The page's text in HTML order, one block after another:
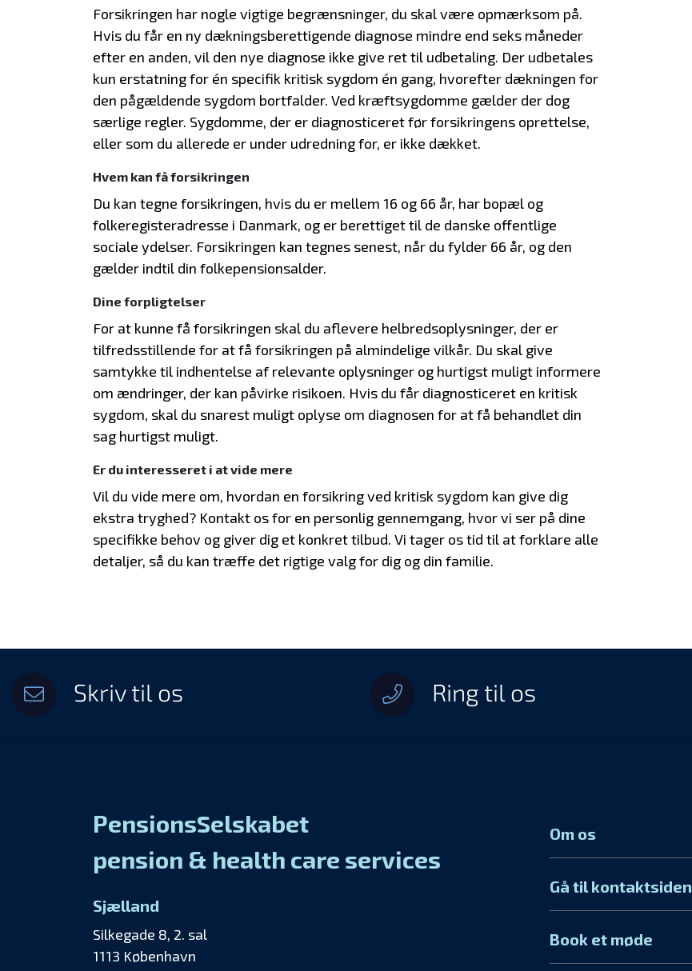
Forsikringen har nogle vigtige begrænsninger, du skal være opmærksom på.
Hvis du får en ny dækningsberettigende diagnose mindre end seks måneder
efter en anden, vil den nye diagnose ikke give ret til udbetaling. Der udbetales
kun erstatning for én specifik kritisk sygdom én gang, hvorefter dækningen for
den pågældende sygdom bortfalder. Ved kræftsygdomme gælder der dog
særlige regler. Sygdomme, der er diagnosticeret før forsikringens oprettelse,
eller som du allerede er under udredning for, er ikke dækket.
Hvem kan få forsikringen
Du kan tegne forsikringen, hvis du er mellem 16 og 66 år, har bopæl og
folkeregisteradresse i Danmark, og er berettiget til de danske offentlige
sociale ydelser. Forsikringen kan tegnes senest, når du fylder 66 år, og den
gælder indtil din folkepensionsalder.
Dine forpligtelser
For at kunne få forsikringen skal du aflevere helbredsoplysninger, der er
tilfredsstillende for at få forsikringen på almindelige vilkår. Du skal give
samtykke til indhentelse af relevante oplysninger og hurtigst muligt informere
om ændringer, der kan påvirke risikoen. Hvis du får diagnosticeret en kritisk
sygdom, skal du snarest muligt oplyse om diagnosen for at få behandlet din
sag hurtigst muligt.
Er du interesseret i at vide mere
Vil du vide mere om, hvordan en forsikring ved kritisk sygdom kan give dig
ekstra tryghed? Kontakt os for en personlig gennemgang, hvor vi ser på dine
specifikke behov og giver dig et konkret tilbud. Vi tager os tid til at forklare alle
detaljer, så du kan træffe det rigtige valg for dig og din familie.
Skriv til os Ring til os
PensionsSelskabet
pension & health care services
Sjælland
Silkegade 8, 2. sal
1113 København
Om os
Gå til kontaktsiden
Book et møde